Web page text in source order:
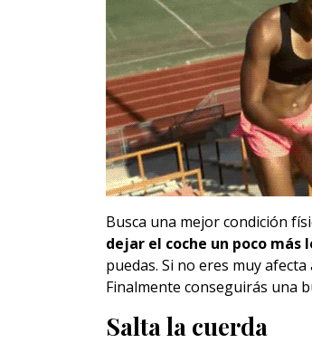
Busca una mejor condición
dejar el coche un poco
puedas. Si no eres muy
Finalmente conseguirás una
Salta la cuerda